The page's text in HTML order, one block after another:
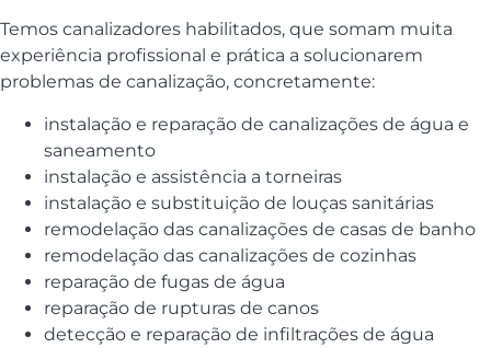
Temos canalizadores habilitados, que somam muita
experiência profissional e prática a solucionarem
problemas de canalização, concretamente:
instalação e reparação de canalizações de água e
saneamento
instalação e assistência a torneiras
instalação e substituição de louças sanitárias
remodelação das canalizações de casas de banho
remodelação das canalizações de cozinhas
reparação de fugas de água
reparação de rupturas de canos
detecção e reparação de infiltrações de água